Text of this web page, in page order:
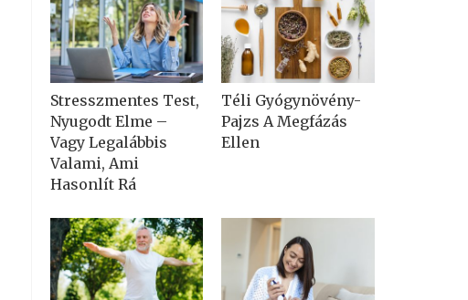
Stresszmentes Test,
Nyugodt Elme –
Vagy Legalábbis
Valami, Ami
Hasonlít Rá
Téli Gyógynövény-
Pajzs A Megfázás
Ellen